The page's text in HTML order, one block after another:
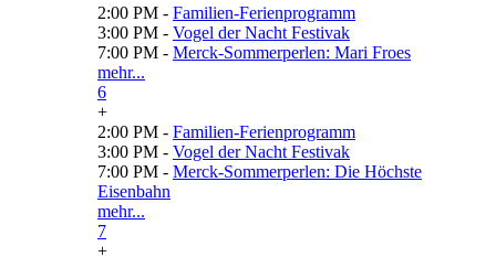
2:00 PM - Familien-Ferienprogramm
3:00 PM - Vogel der Nacht Festivak
7:00 PM - Merck-Sommerperlen: Mari Froes
mehr...
6
+
2:00 PM - Familien-Ferienprogramm
3:00 PM - Vogel der Nacht Festivak
7:00 PM - Merck-Sommerperlen: Die Höchste
Eisenbahn
mehr...
7
+